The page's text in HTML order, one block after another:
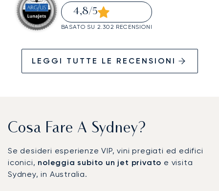
4,8/5
BASATO SU 2.302 RECENSIONI
LEGGI TUTTE LE RECENSIONI
Cosa Fare A Sydney?
Se desideri esperienze VIP, vini pregiati ed edifici
iconici, noleggia subito un jet privato e visita
Sydney, in Australia.